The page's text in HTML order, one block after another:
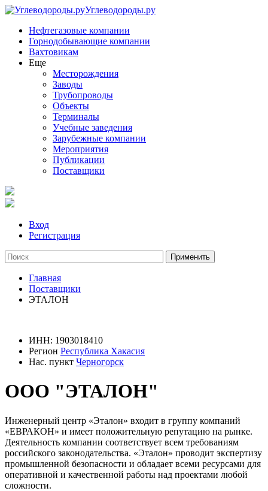
Углеводороды.ру
Нефтегазовые компании
Горнодобывающие компании
Вахтовикам
Еще
Месторождения
Заводы
Трубопроводы
Объекты
Терминалы
Учебные заведения
Зарубежные компании
Мероприятия
Публикации
Поставщики
Вход
Регистрация
Главная
Поставщики
ЭТАЛОН
ИНН: 1903018410
Регион Республика Хакасия
Нас. пункт Черногорск
ООО "ЭТАЛОН"
Инженерный центр «Эталон» входит в группу компаний
«ЕВРАКОН» и имеет положительную репутацию на рынке.
Деятельность компании соответствует всем требованиям
российского законодательства. «Эталон» проводит экспертизу
промышленной безопасности и обладает всеми ресурсами для
оперативной и качественной работы над проектами любой
сложности.